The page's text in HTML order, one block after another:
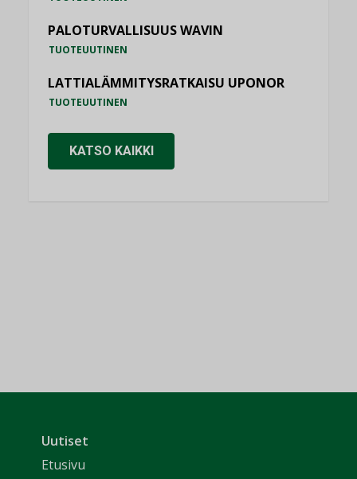
PALOTURVALLISUUS WAVIN
TUOTEUUTINEN
LATTIALÄMMITYSRATKAISU UPONOR
TUOTEUUTINEN
KATSO KAIKKI
Uutiset
Etusivu